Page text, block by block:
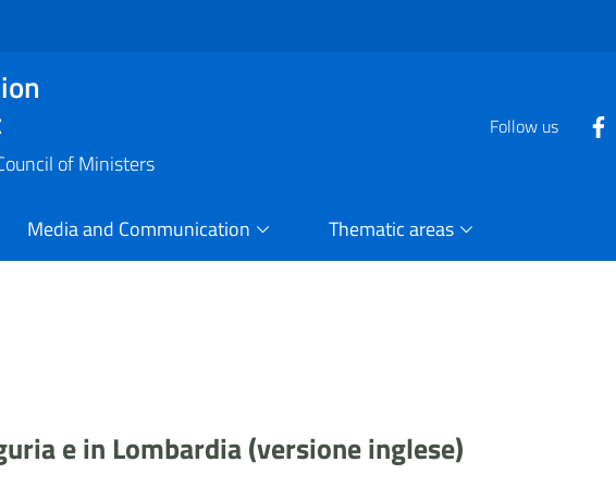
of Ministers
Follow us
Media and Communication Thematic areas
e in Lombardia (versione inglese)